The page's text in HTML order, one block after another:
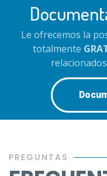
Le ofrecemos la
totalmente
PREGUNTAS